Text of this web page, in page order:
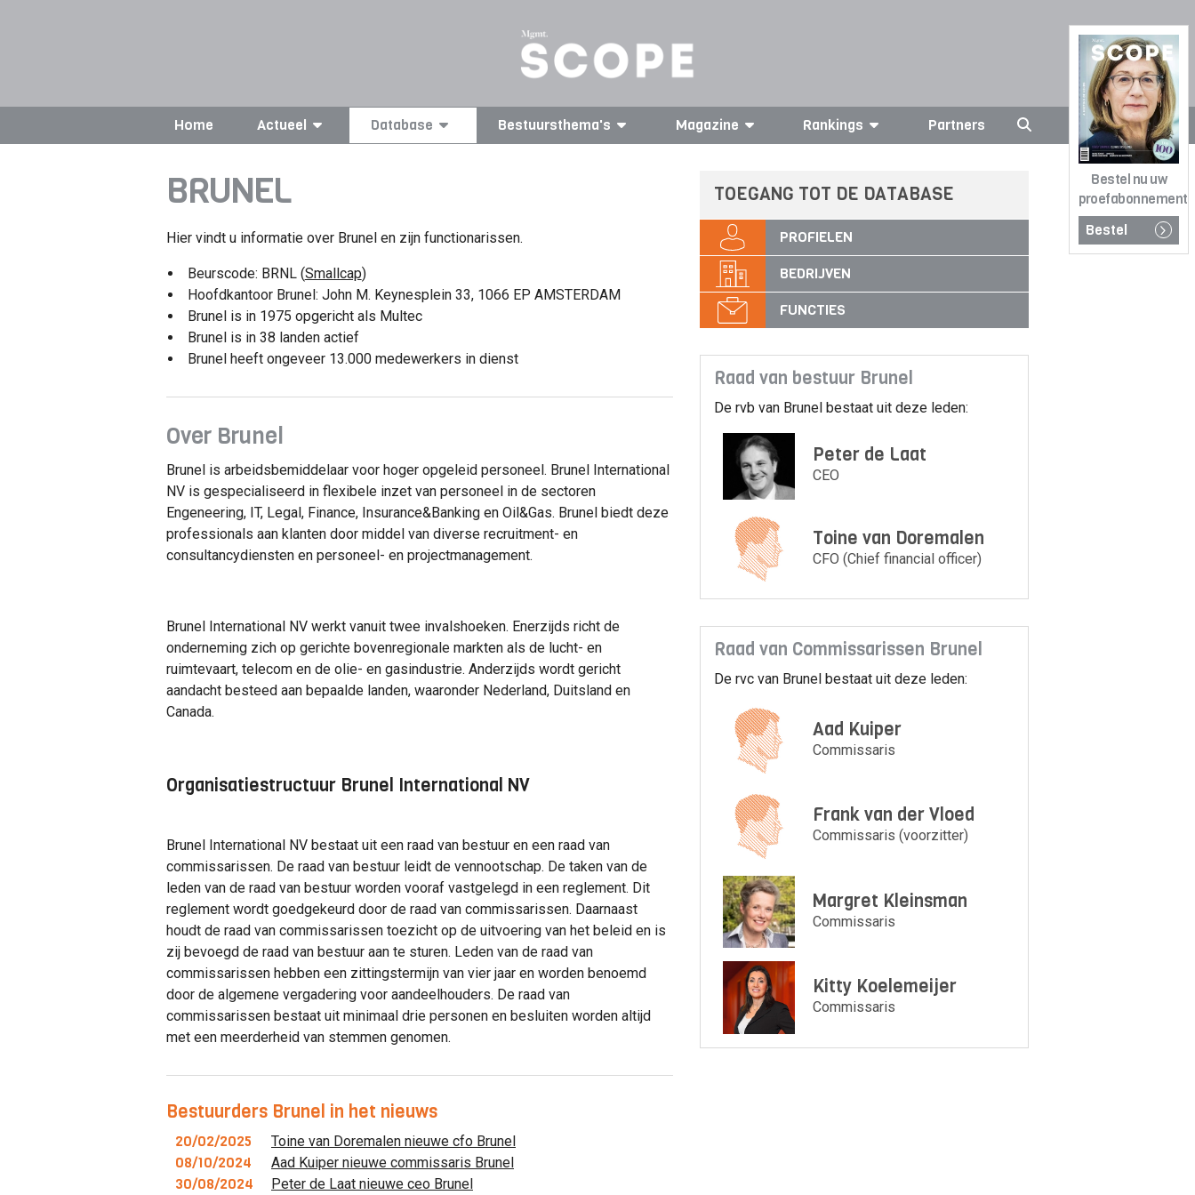
Bestel nu uw
proefabonnement
Bestel
Home Actueel Database Bestuursthema's Magazine Rankings Partners
BRUNEL
Hier vindt u informatie over Brunel en zijn functionarissen.
Beurscode: BRNL (Smallcap)
Hoofdkantoor Brunel: John M. Keynesplein 33, 1066 EP AMSTERDAM
Brunel is in 1975 opgericht als Multec
Brunel is in 38 landen actief
Brunel heeft ongeveer 13.000 medewerkers in dienst
Over Brunel
Brunel is arbeidsbemiddelaar voor hoger opgeleid personeel. Brunel International
NV is gespecialiseerd in flexibele inzet van personeel in de sectoren
Engeneering, IT, Legal, Finance, Insurance&Banking en Oil&Gas. Brunel biedt deze
professionals aan klanten door middel van diverse recruitment- en
consultancydiensten en personeel- en projectmanagement.
Brunel International NV werkt vanuit twee invalshoeken. Enerzijds richt de
onderneming zich op gerichte bovenregionale markten als de lucht- en
ruimtevaart, telecom en de olie- en gasindustrie. Anderzijds wordt gericht
aandacht besteed aan bepaalde landen, waaronder Nederland, Duitsland en
Canada.
Organisatiestructuur Brunel International NV
Brunel International NV bestaat uit een raad van bestuur en een raad van
commissarissen. De raad van bestuur leidt de vennootschap. De taken van de
leden van de raad van bestuur worden vooraf vastgelegd in een reglement. Dit
reglement wordt goedgekeurd door de raad van commissarissen. Daarnaast
houdt de raad van commissarissen toezicht op de uitvoering van het beleid en is
zij bevoegd de raad van bestuur aan te sturen. Leden van de raad van
commissarissen hebben een zittingstermijn van vier jaar en worden benoemd
door de algemene vergadering voor aandeelhouders. De raad van
commissarissen bestaat uit minimaal drie personen en besluiten worden altijd
met een meerderheid van stemmen genomen.
Bestuurders Brunel in het nieuws
20/02/2025 Toine van Doremalen nieuwe cfo Brunel
08/10/2024 Aad Kuiper nieuwe commissaris Brunel
30/08/2024 Peter de Laat nieuwe ceo Brunel
TOEGANG TOT DE DATABASE
PROFIELEN
BEDRIJVEN
FUNCTIES
Raad van bestuur Brunel
De rvb van Brunel bestaat uit deze leden:
Peter de Laat
CEO
Toine van Doremalen
CFO (Chief financial officer)
Raad van Commissarissen Brunel
De rvc van Brunel bestaat uit deze leden:
Aad Kuiper
Commissaris
Frank van der Vloed
Commissaris (voorzitter)
Margret Kleinsman
Commissaris
Kitty Koelemeijer
Commissaris